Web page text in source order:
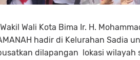
Wali Kota Bima Ir. H.
hadir di Kelurahan Sadia
dilapangan lokasi wilayah